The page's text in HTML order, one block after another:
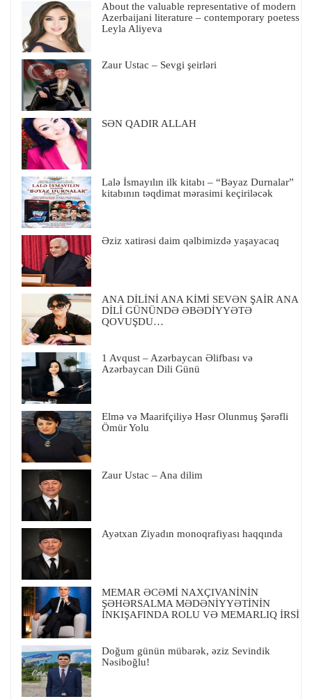
About the valuable representative of modern
Azerbaijani literature – contemporary poetess
Leyla Aliyeva
Zaur Ustac – Sevgi şeirləri
SƏN QADIR ALLAH
Lalə İsmayılın ilk kitabı – “Bəyaz Durnalar”
kitabının təqdimat mərasimi keçiriləcək
Əziz xatirəsi daim qəlbimizdə yaşayacaq
ANA DİLİNİ ANA KİMİ SEVƏN ŞAİR ANA
DİLİ GÜNÜNDƏ ƏBƏDİYYƏTƏ
QOVUŞDU…
1 Avqust – Azərbaycan Əlifbası və
Azərbaycan Dili Günü
Elmə və Maarifçiliyə Həsr Olunmuş Şərəfli
Ömür Yolu
Zaur Ustac – Ana dilim
Ayətxan Ziyadın monoqrafiyası haqqında
MEMAR ƏCƏMİ NAXÇIVANİNİN
ŞƏHƏRSALMA MƏDƏNİYYƏTİNİN
İNKIŞAFINDA ROLU VƏ MEMARLIQ İRSİ
Doğum günün mübarək, əziz Sevindik
Nəsiboğlu!